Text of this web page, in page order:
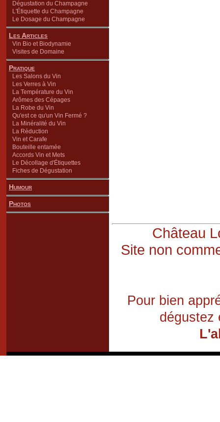
Dégustation du Champagne
L'Étiquette du Champagne
Le Dosage du Champagne
Les Articles
Vin Bio et Biodynamie
Visites de Domaine
Pratique
Les Salons du Vin
Les Verres à Vin
La Température du Vin
Arômes des Cépages
La Robe du Vin
Qu'est ce qu'un Vin Fermé ?
La Minéralité du Vin
La Réduction
Vin et Carafe
Bouteille entamée
Accords Vin et Mets
Le Décollage d'Étiquettes
Fiches de Dégustation
Humour
Photos
Château
Site non
Pour bien
dégustez